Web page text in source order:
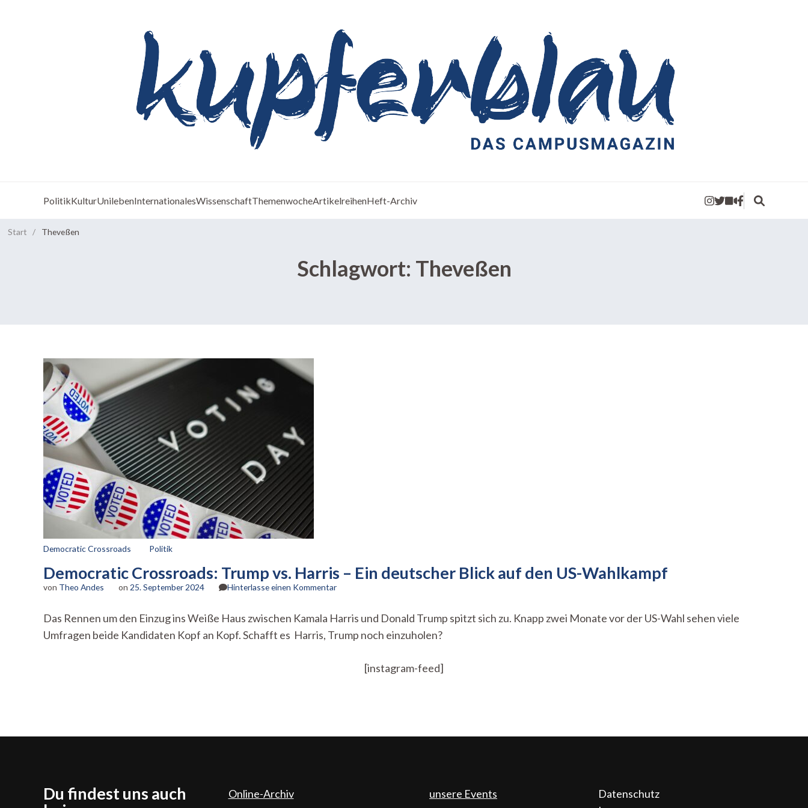
PolitikKulturUnilebenInternationalesWissenschaftThemenwocheArtikelreihenHeft-Archiv
Start / Theveßen
Schlagwort: Theveßen
Democratic Crossroads Politik
Democratic Crossroads: Trump vs. Harris – Ein deutscher Blick auf den US-Wahlkampf
von Theo Andes on 25. September 2024 Hinterlasse einen Kommentarzu
Trump
vs.
Das Rennen um den Einzug ins Weiße Haus zwischen Kamala Harris und Donald Trump spitzt sich zu. Knapp zwei Monate vor der US-Wahl sehen viele
Umfragen beide Kandidaten Kopf an Kopf. Schafft es Harris, Trump noch einzuholen?
[instagram-feed]
Du findest uns auch
Online-Archiv unsere Events
Datenschutz